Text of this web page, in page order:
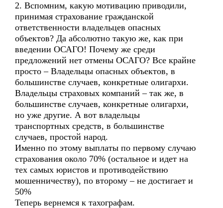
2. Вспомним, какую мотивацию приводили,
принимая страхование гражданской
ответственности владельцев опасных
объектов? Да абсолютно такую же, как при
введении ОСАГО! Почему же среди
предложений нет отмены ОСАГО? Все крайне
просто – Владельцы опасных объектов, в
большинстве случаев, конкретные олигархи.
Владельцы страховых компаний – так же, в
большинстве случаев, конкретные олигархи,
но уже другие. А вот владельцы
транспортных средств, в большинстве
случаев, простой народ.
Именно по этому выплаты по первому случаю
страхования около 70% (остальное и идет на
тех самых юристов и противодействию
мошенничеству), по второму – не достигает и
50%
Теперь вернемся к тахографам.